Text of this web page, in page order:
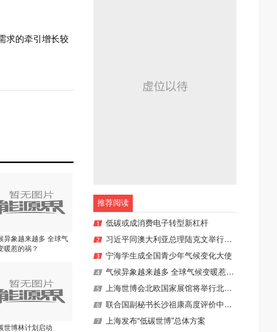
求的牵引增长较
异象越来越多 全球气
暖惹的祸？
世博林计划启动
推荐阅读
低碳或成消费电子转型新杠杆
习近平同澳大利亚总理陆克文举行会谈
宁海学生成全国青少年气候变化大使
气候异象越来越多 全球气候变暖惹的祸？
上海世博会北欧国家展馆将举行北欧-中国能源与气候日
联合国副秘书长沙祖康高度评价中国林业取得的成就
上海发布“低碳世博”总体方案